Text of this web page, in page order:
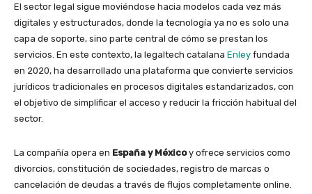
El sector legal sigue moviéndose hacia modelos cada vez más
digitales y estructurados, donde la tecnología ya no es solo una
capa de soporte, sino parte central de cómo se prestan los
servicios. En este contexto, la legaltech catalana Enley fundada
en 2020, ha desarrollado una plataforma que convierte servicios
jurídicos tradicionales en procesos digitales estandarizados, con
el objetivo de simplificar el acceso y reducir la fricción habitual del
sector.
La compañía opera en España y Méxicoy ofrece servicios como
divorcios, constitución de sociedades, registro de marcas o
cancelación de deudas a través de flujos completamente online.